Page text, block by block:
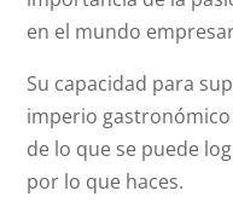
en el mundo
Su capacidad para
imperio
de lo que se puede
por lo que haces.